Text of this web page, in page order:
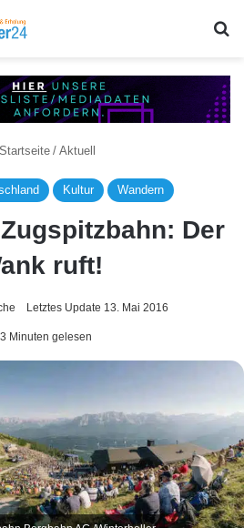
Startseite / Aktuell
Kultur Wandern
Der
ruft!
Letztes Update 13. Mai 2016
Minuten gelesen